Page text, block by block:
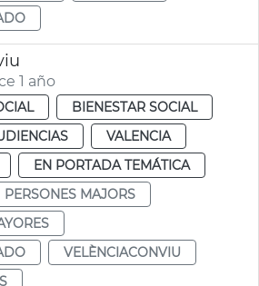
1 año
BIENESTAR SOCIAL
VALENCIA
EN PORTADA TEMÁTICA
PERSONES MAJORS
VELÈNCIACONVIU